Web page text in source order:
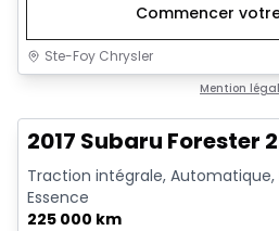
Commencer
Ste-Foy Chrysler
Mention
2017 Subaru Forester
Traction intégrale, Automatique,
Essence
225 000 km